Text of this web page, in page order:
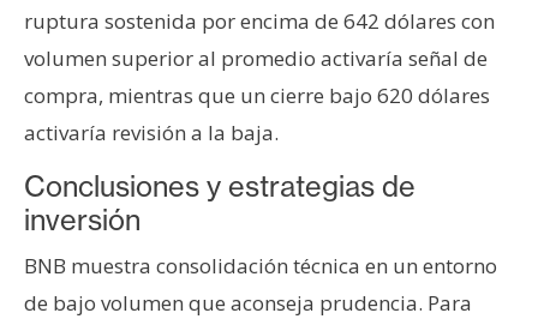
ruptura sostenida por encima de 642 dólares con
volumen superior al promedio activaría señal de
compra, mientras que un cierre bajo 620 dólares
activaría revisión a la baja.
Conclusiones y estrategias de
inversión
BNB muestra consolidación técnica en un entorno
de bajo volumen que aconseja prudencia. Para